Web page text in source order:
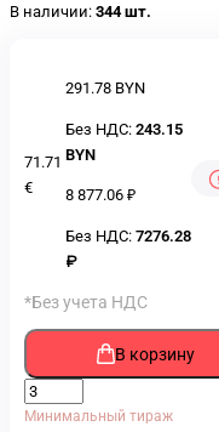
В наличии: 344 шт.
71.71
€
291.78 BYN
Без НДС:243.15
BYN
8 877.06 ₽
Без НДС:7276.28
₽
*Без учета НДС
В корзину
Минимальный тираж